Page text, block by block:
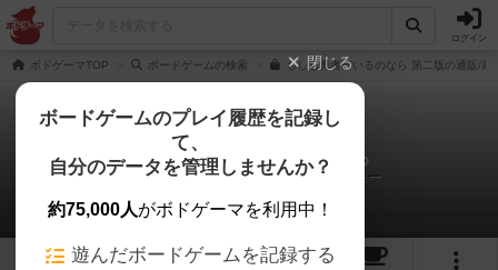
ログイン
ボドゲーマTOP ボードゲームの検索 もしも勇者がいるのなら 第二版の通販/商
もしも勇者がいるのなら
ふみのりんぐ（ふみんちゅ）さんのレビュー
3 7
閉じる
ボードゲームのプレイ履歴を記録し
て、
自分のデータを管理しませんか？
約75,000人がボドゲーマを利用中！
遊んだボードゲームを記録する